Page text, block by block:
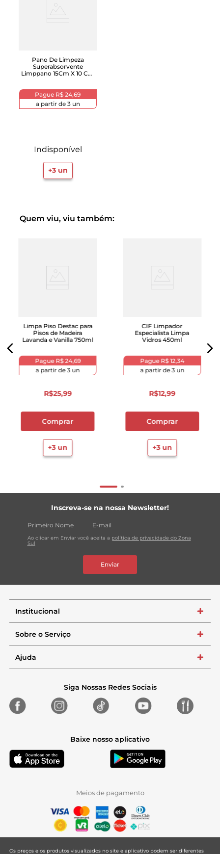
Pano De Limpeza
Superabsorvente
Limppano 15Cm X 10 Cm
Pague R$ 24,69
a partir de 3un
Indisponível
+3un
Quem viu, viu também:
Limpa Piso Destac para
Pisos de Madeira
Lavanda e Vanilla 750ml
Pague R$ 24,69
a partir de3un
R$25,99
Comprar
+3un
CIF Limpador
Especialista Limpa
Vidros 450ml
Pague R$ 12,34
a partir de3un
R$12,99
Comprar
+3un
Inscreva-se na nossa Newsletter!
Ao clicar em Enviar você aceita a política de privacidade do Zona
Sul
Enviar
Institucional +
Sobre o Serviço +
Ajuda +
Siga Nossas Redes Sociais
Baixe nosso aplicativo
Meios de pagamento
Os preços e os produtos visualizados no site e aplicativo podem ser diferentes